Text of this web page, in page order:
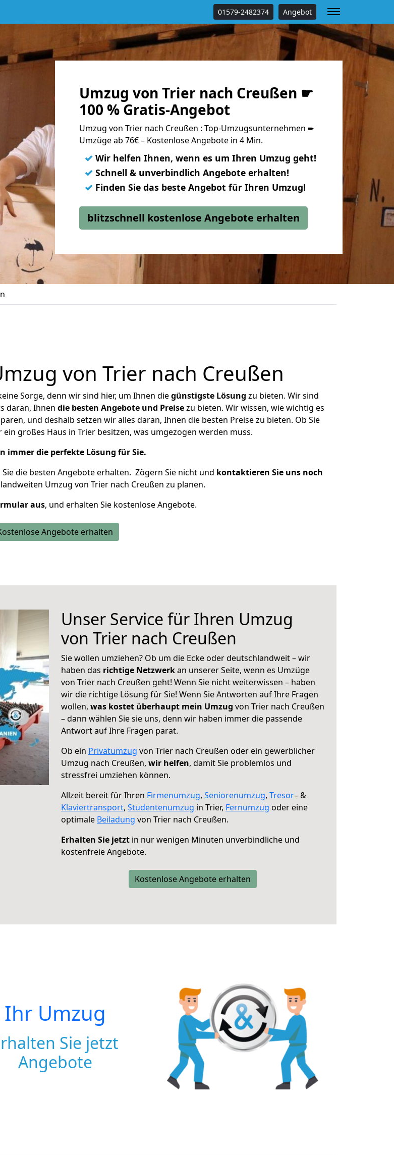
01579-2482374 Angebot
Umzug von Trier nach Creußen ☛
100 % Gratis-Angebot
Umzug von Trier nach Creußen : Top-Umzugsunternehmen ➨
Umzüge ab 76€ – Kostenlose Angebote in 4 Min.
✓ Wir helfen Ihnen, wenn es um Ihren Umzug geht!
✓ Schnell & unverbindlich Angebote erhalten!
✓ Finden Sie das beste Angebot für Ihren Umzug!
blitzschnell kostenlose Angebote erhalten
von Trier nach Creußen
Sorge, denn wir sind hier, um Ihnen diegünstigste Lösung zu bieten. Wir sind
daran, Ihnen die besten Angebote und Preisezu bieten. Wir wissen, wie wichtig es
und deshalb setzen wir alles daran, Ihnen die besten Preise zu bieten. Ob Sie
großes Haus in Trier besitzen, was umgezogen werden muss.
immer die perfekte Lösung für Sie.
die besten Angebote erhalten. Zögern Sie nicht und kontaktieren Sie uns noch
Umzug von Trier nach Creußen zu planen.
aus, und erhalten Sie kostenlose Angebote.
Angebote erhalten
Unser Service für Ihren Umzug
von Trier nach Creußen
Sie wollen umziehen? Ob um die Ecke oder deutschlandweit – wir
haben das richtige Netzwerkan unserer Seite, wenn es Umzüge
von Trier nach Creußen geht! Wenn Sie nicht weiterwissen – haben
wir die richtige Lösung für Sie! Wenn Sie Antworten auf Ihre Fragen
wollen, was kostet überhaupt mein Umzug von Trier nach Creußen
– dann wählen Sie sie uns, denn wir haben immer die passende
Antwort auf Ihre Fragen parat.
Ob ein Privatumzug von Trier nach Creußen oder ein gewerblicher
Umzug nach Creußen, wir helfen, damit Sie problemlos und
stressfrei umziehen können.
Allzeit bereit für Ihren Firmenumzug, Seniorenumzug, Tresor– &
Klaviertransport, Studentenumzug in Trier, Fernumzug oder eine
optimale Beiladung von Trier nach Creußen.
Erhalten Sie jetzt in nur wenigen Minuten unverbindliche und
kostenfreie Angebote.
Kostenlose Angebote erhalten
Ihr Umzug
Sie jetzt
Angebote